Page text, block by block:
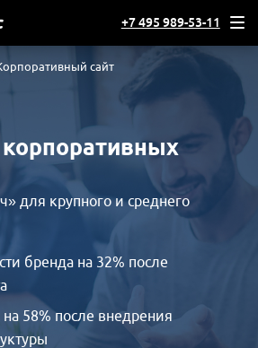
+7 495 989-53-11
корпоративных
для крупного и среднего
бренда на 32% после
на 58% после внедрения
сайт